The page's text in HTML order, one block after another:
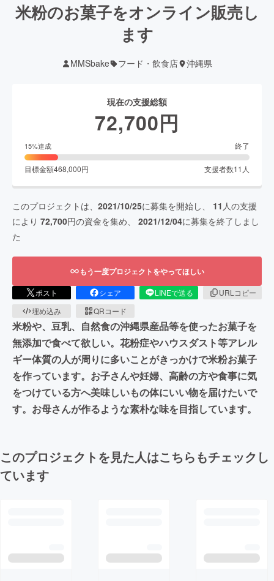
米粉のお菓子をオンライン販売し
ます
MMSbake フード・飲食店 沖縄県
現在の支援総額
72,700円
15%達成 終了
目標金額468,000円 支援者数11 人
このプロジェクトは、 2021/10/25に募集を開始し、 11 人の支援
により 72,700円の資金を集め、 2021/12/04に募集を終了しまし
た
もう一度プロジェクトをやってほしい
ポスト シェア LINEで送る
URLコピー
埋め込み
QRコード
米粉や、豆乳、自然食の沖縄県産品等を使ったお菓子を
無添加で食べて欲しい。花粉症やハウスダスト等アレル
ギー体質の人が周りに多いことがきっかけで米粉お菓子
を作っています。お子さんや妊婦、高齢の方や食事に気
をつけている方へ美味しいもの体にいい物を届けたいで
す。お母さんが作るような素朴な味を目指しています。
このプロジェクトを見た人はこちらもチェックし
ています